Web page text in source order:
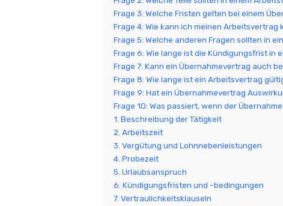
Frage 3: Welche Fristen gelten bei einem
Frage 4: Wie kann ich meinen Arbeitsvertrag
Frage 5: Welche anderen Fragen sollten in
Frage 6: Wie lange ist die Kündigungsfrist in
Frage 7: Kann ein Übernahmevertrag auch
Frage 8: Wie lange ist ein Arbeitsvertrag
Frage 9: Hat ein Übernahmevertrag
Frage 10: Was passiert, wenn der
1. Beschreibung der Tätigkeit
2. Arbeitszeit
3. Vergütung und Lohnnebenleistungen
4. Probezeit
5. Urlaubsanspruch
6. Kündigungsfristen und -bedingungen
7. Vertraulichkeitsklauseln